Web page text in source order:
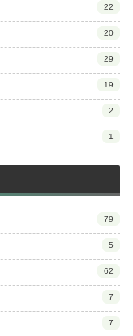
22
20
29
19
2
1
79
5
62
7
7